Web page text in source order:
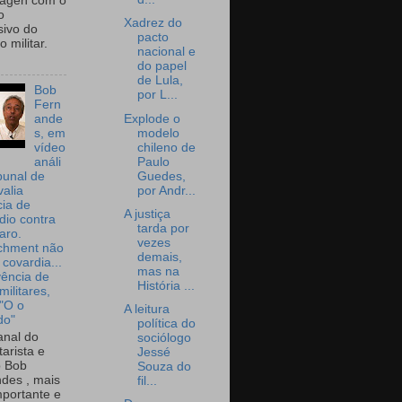
do
militar.
Bob
Fern
ande
s, em
vídeo
análi
de
de
contra
não
de
o
do
e
Bob
, mais
e
Xadrez do
pacto
nacional e
do papel
de Lula,
por L...
Explode o
modelo
chileno de
Paulo
Guedes,
por Andr...
A justiça
tarda por
vezes
demais,
mas na
História ...
A leitura
política do
sociólogo
Jessé
Souza do
fil...